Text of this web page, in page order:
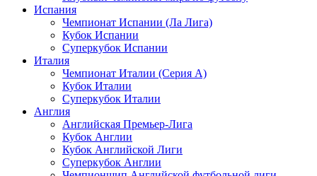
Испания
Чемпионат Испании (Ла Лига)
Кубок Испании
Суперкубок Испании
Италия
Чемпионат Италии (Серия А)
Кубок Италии
Суперкубок Италии
Англия
Английская Премьер-Лига
Кубок Англии
Кубок Английской Лиги
Суперкубок Англии